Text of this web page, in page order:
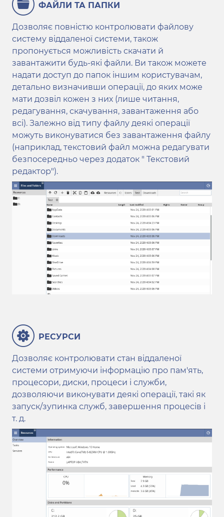
ФАЙЛИ ТА ПАПКИ
Дозволяє повністю контролювати файлову
систему віддаленої системи, також
пропонується можливість скачати й
завантажити будь-які файли. Ви також можете
надати доступ до папок іншим користувачам,
детально визначивши операції, до яких може
мати дозвіл кожен з них (лише читання,
редагування, скачування, завантаження або
всі). Залежно від типу файлу деякі операції
можуть виконуватися без завантаження файлу
(наприклад, текстовий файл можна редагувати
безпосередньо через додаток " Текстовий
редактор").
РЕСУРСИ
Дозволяє контролювати стан віддаленої
системи отримуючи інформацію про пам'ять,
процесори, диски, процеси і служби,
дозволяючи виконувати деякі операції, такі як
запуск/зупинка служб, завершення процесів і
т. д.